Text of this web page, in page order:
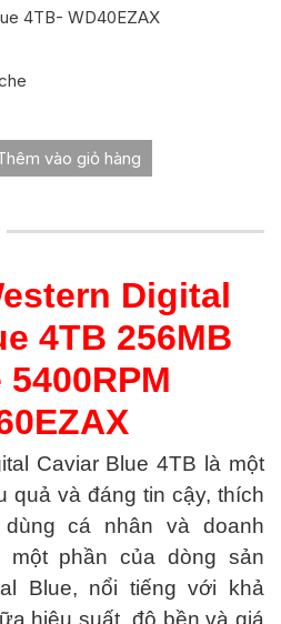
4TB- WD40EZAX
vào giỏ hàng
Digital
4TB 256MB
Caviar Blue 4TB là một
quả và đáng tin cậy, thích
cá nhân và doanh
phần của dòng sản
Blue, nổi tiếng với khả
hiệu suất, độ bền và giá